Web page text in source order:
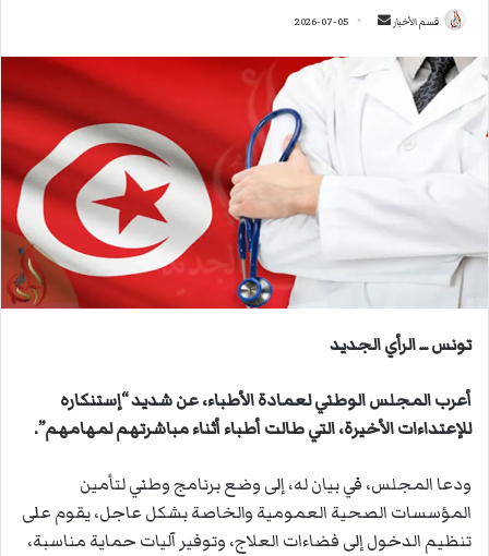
قسم الأخبار
إ
ك
ت
ن
2026-07-05
تونس ــ الرأي الجديد
أعرب المجلس الوطني لعمادة الأطباء، عن شديد “إستنكاره
للإعتداءات الأخيرة، التي طالت أطباء أثناء مباشرتهم لمهامهم”.
ودعا المجلس، في بيان له، إلى وضع برنامج وطني لتأمين
المؤسسات الصحية العمومية والخاصة بشكل عاجل، يقوم على
تنظيم الدخول إلى فضاءات العلاج، وتوفير آليات حماية مناسبة،